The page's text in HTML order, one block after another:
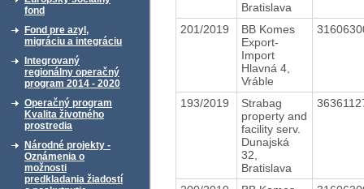
fond
Fond pre azyl,
migráciu a integráciu
Integrovaný
regionálny operačný
program 2014 - 2020
Operačný program
Kvalita životného
prostredia
Národné projekty -
Oznámenia o
možnosti
predkladania žiadostí
Bratislava
201/2019
BB Komes
Export-
Import
Hlavná 4,
Vráble
193/2019
Strabag
property and
facility serv.
Dunajská
32,
Bratislava